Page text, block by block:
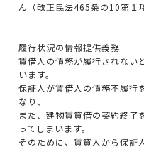
ん（改正民法465条の10第１
履行状況の情報提供義務
賃借人の債務が履行されない
います。
保証人が賃借人の債務不履行
なり、
また、建物賃貸借の契約終了
ってしまいます。
そのために、賃貸人から保証